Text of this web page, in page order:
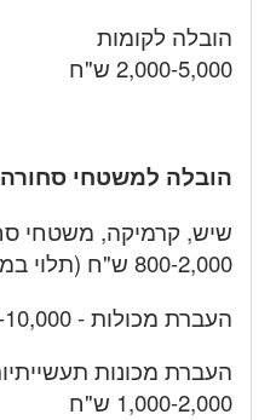
הובלה לקומות
2,000-5,000 ש"ח
הובלה למשטחי סחורה
שיש, קרמיקה, משטחי
800-2,000 ש"ח (תלוי במספר בלות)
העברת מכולות - 2,000-10,000 ש"ח
העברת מכונות תעשייתיות
1,000-2,000 ש"ח